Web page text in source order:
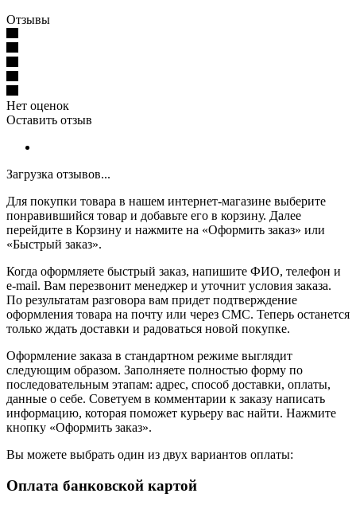
Отзывы
Нет оценок
Оставить отзыв
Загрузка отзывов...
Для покупки товара в нашем интернет-магазине выберите
понравившийся товар и добавьте его в корзину. Далее
перейдите в Корзину и нажмите на «Оформить заказ» или
«Быстрый заказ».
Когда оформляете быстрый заказ, напишите ФИО, телефон и
e-mail. Вам перезвонит менеджер и уточнит условия заказа.
По результатам разговора вам придет подтверждение
оформления товара на почту или через СМС. Теперь останется
только ждать доставки и радоваться новой покупке.
Оформление заказа в стандартном режиме выглядит
следующим образом. Заполняете полностью форму по
последовательным этапам: адрес, способ доставки, оплаты,
данные о себе. Советуем в комментарии к заказу написать
информацию, которая поможет курьеру вас найти. Нажмите
кнопку «Оформить заказ».
Вы можете выбрать один из двух вариантов оплаты:
Оплата банковской картой